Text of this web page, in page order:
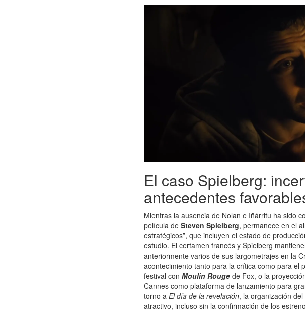
El caso Spielberg:
antecedentes
Mientras la ausencia de Nolan e Iñárritu ha sido
película de Steven Spielberg, permanece en el
estratégicos”, que incluyen el estado de
estudio. El certamen francés y Spielberg
anteriormente varios de sus largometrajes en la
acontecimiento tanto para la crítica como para el
festival con Moulin Rouge de Fox, o la
Cannes como plataforma de lanzamiento para
torno a El día de la revelación, la organización
atractivo, incluso sin la confirmación de los